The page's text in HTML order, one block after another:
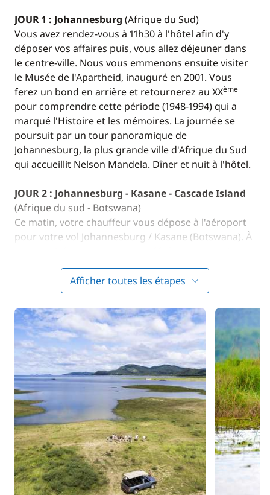
JOUR 1 : Johannesburg (Afrique du Sud)
Vous avez rendez-vous à 11h30 à l'hôtel afin d'y
déposer vos affaires puis, vous allez déjeuner dans
le centre-ville. Nous vous emmenons ensuite visiter
le Musée de l'Apartheid, inauguré en 2001. Vous
ferez un bond en arrière et retournerez au XXème
pour comprendre cette période (1948-1994) qui a
marqué l'Histoire et les mémoires. La journée se
poursuit par un tour panoramique de
Johannesburg, la plus grande ville d'Afrique du Sud
qui accueillit Nelson Mandela. Dîner et nuit à l'hôtel.
JOUR 2 : Johannesburg - Kasane - Cascade Island
(Afrique du sud - Botswana)
Ce matin, votre chauffeur vous dépose à l'aéroport
pour votre vol Johannesburg / Kasane (Botswana). À
situé sur l'île de Cascade Island. Pendant la traversée
sur le Zambèze, vous apercevrez sans doute
plusieurs espèces d'oiseaux voler au-dessus de vous.
En regardant vers l'horizon, vous remarquerez peut-
être des hippopotames en train de faire leur toilette
ou des crocodiles sur le rivage. Une fois débarqués
sur l'île, vous n'aurez plus qu'à apprécier le calme de
la nature et scruter les alentours pour découvrir ce
qui s'y cache... Dîner et nuit au lodge.
JOUR 3 : Parc National de Chobé(Namibie -
Botswana)
Vous partez pour la journée dans le Parc National de
Chobé, qui s'étend jusqu'à la frontière namibienne.
Le parc concentre à lui seul plus d'un quart des
pachydermes du continent africain. Votre aventure
Afficher toutes les étapes